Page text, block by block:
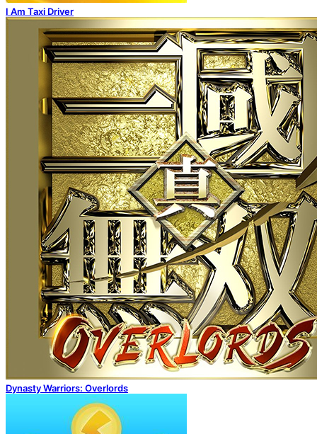
I Am Taxi Driver
Dynasty Warriors: Overlords